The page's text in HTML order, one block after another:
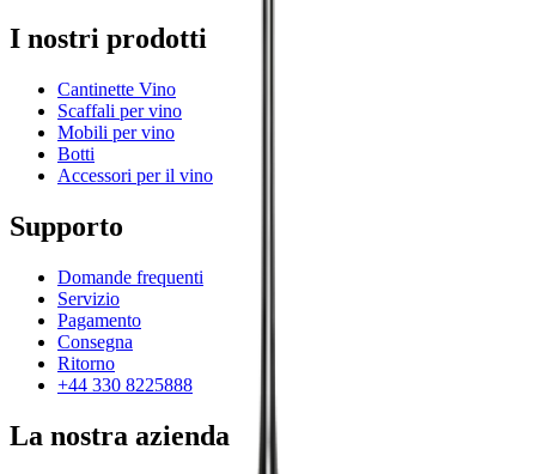
I nostri prodotti
Cantinette Vino
Scaffali per vino
Mobili per vino
Botti
Accessori per il vino
Supporto
Domande frequenti
Servizio
Pagamento
Consegna
Ritorno
+44 330 8225888
La nostra azienda